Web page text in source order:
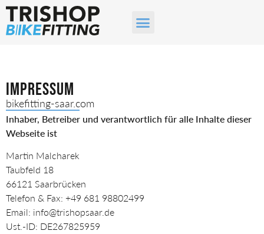
Impressum
bikefitting-saar.com
Inhaber, Betreiber und verantwortlich für alle Inhalte dieser
Webseite ist
Martin Malcharek
Taubfeld 18
66121 Saarbrücken
Telefon & Fax: +49 681 98802499
Email: info@trishopsaar.de
Ust.-ID: DE267825959